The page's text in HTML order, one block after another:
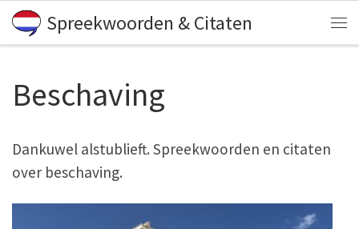
Skip to content
Spreekwoorden & Citaten
Beschaving
Dankuwel alstublieft. Spreekwoorden en citaten
over beschaving.